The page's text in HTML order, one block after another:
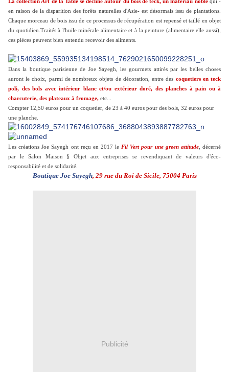
La collection Art de la Table se décline autour du bois de teck, un matériau noblequi -
en raison de la disparition des forêts naturelles d'Asie- est désormais issu de plantations.
Chaque morceau de bois issu de ce processus de récupération est repensé et taillé en objet
du quotidien.Traités à l'huile minérale alimentaire et à la peinture (alimentaire elle aussi),
ces pièces peuvent bien entendu recevoir des aliments.
Dans la boutique parisienne de Joe Sayegh, les gourmets attirés par les belles choses
auront le choix, parmi de nombreux objets de décoration, entre des coquetiers en teck
poli, des bols avec intérieur blanc et/ou extérieur doré, des planches à pain ou à
charcuterie, des plateaux à fromage, etc...
Compter 12,50 euros pour un coquetier, de 23 à 40 euros pour des bols, 32 euros pour
une planche.
Les créations Joe Sayegh ont reçu en 2017 le Fil Vert pour une green attitude, décerné
par le Salon Maison § Objet aux entreprises se revendiquant de valeurs d'éco-
responsabilité et de solidarité.
Boutique Joe Sayegh, 29 rue du Roi de Sicile, 75004 Paris
Publicité